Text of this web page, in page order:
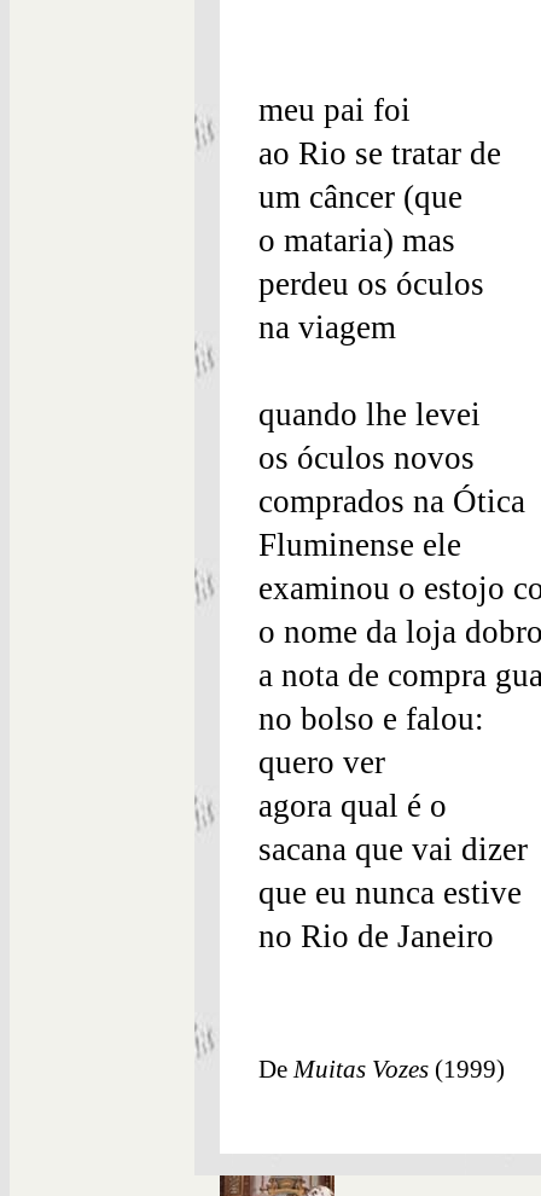
meu pai foi
ao Rio se tratar de
um câncer (que
o mataria) mas
perdeu os óculos
na viagem
quando lhe levei
os óculos novos
comprados na Ótica
Fluminense ele
examinou o estojo
o nome da loja
a nota de compra
no bolso e falou:
quero ver
agora qual é o
sacana que vai dizer
que eu nunca estive
no Rio de Janeiro
DeMuitas Vozes (1999)